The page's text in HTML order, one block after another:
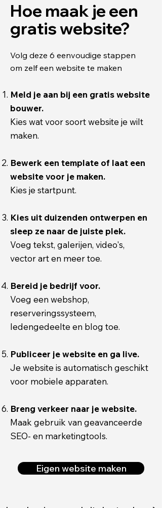
Hoe maak je een
gratis website?
Volg deze 6 eenvoudige stappen
om zelf een website te maken
Meld je aan bij een gratis website
bouwer.
Kies wat voor soort website je wilt
maken.
Bewerk een template of laat een
website voor je maken.
Kies je startpunt.
Kies uit duizenden ontwerpen en
sleep ze naar de juiste plek.
Voeg tekst, galerijen, video's,
vector art en meer toe.
Bereid je bedrijf voor.
Voeg een webshop,
reserveringssysteem,
ledengedeelte en blog toe.
Publiceer je website en ga live.
Je website is automatisch geschikt
voor mobiele apparaten.
Breng verkeer naar je website.
Maak gebruik van geavanceerde
SEO- en marketingtools.
Eigen website maken